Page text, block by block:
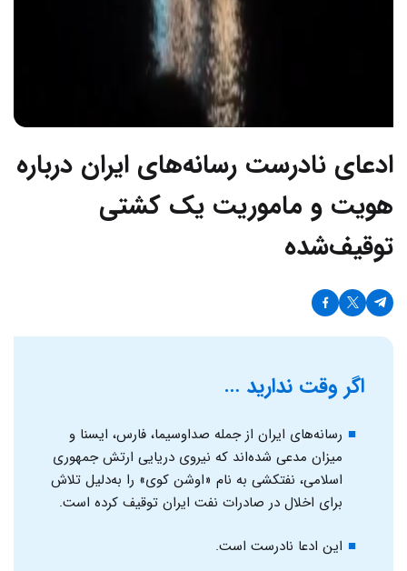
ادعای نادرست رسانه‌‌های ایران درباره
هویت و ماموریت یک کشتی
توقیف‌شده
اگر وقت ندارید …
رسانه‌های ایران از جمله صداوسیما، فارس، ایسنا و
میزان مدعی شده‌اند که نیروی دریایی ارتش جمهوری
اسلامی، نفتکشی به نام «اوشن کوی» را به‌دلیل تلاش
برای اخلال در صادرات نفت ایران توقیف کرده است.
این ادعا نادرست است.